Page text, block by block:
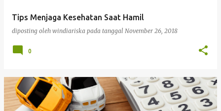
Tips Menjaga Kesehatan Saat Hamil
diposting oleh windiariska pada tanggal November 26, 2018
0